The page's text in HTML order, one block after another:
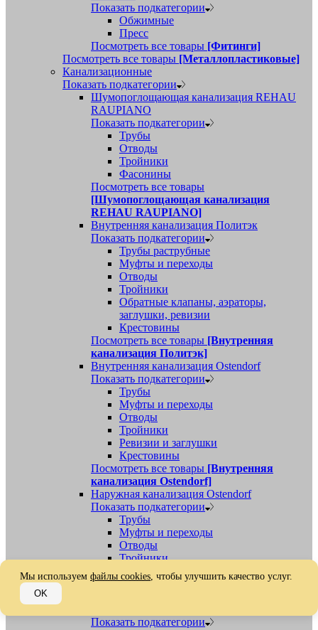
Показать подкатегории
Обжимные
Пресс
Посмотреть все товары [Фитинги]
Посмотреть все товары [Металлопластиковые]
Канализационные
Показать подкатегории
Шумопоглощающая канализация REHAU
RAUPIANO
Показать подкатегории
Трубы
Отводы
Тройники
Фасонины
Посмотреть все товары
[Шумопоглощающая канализация
REHAU RAUPIANO]
Внутренняя канализация Политэк
Показать подкатегории
Трубы раструбные
Муфты и переходы
Отводы
Тройники
Обратные клапаны, аэраторы,
заглушки, ревизии
Крестовины
Посмотреть все товары [Внутренняя
канализация Политэк]
Внутренняя канализация Ostendorf
Показать подкатегории
Трубы
Муфты и переходы
Отводы
Тройники
Ревизии и заглушки
Крестовины
Посмотреть все товары [Внутренняя
канализация Ostendorf]
Наружная канализация Ostendorf
Показать подкатегории
Трубы
Муфты и переходы
Отводы
Тройники
Ревизии, заглушки, обратные клапаны
Посмотреть все товары[Наружная
Показать подкатегории
Мы используем файлы cookies, чтобы улучшить качество услуг.
OK